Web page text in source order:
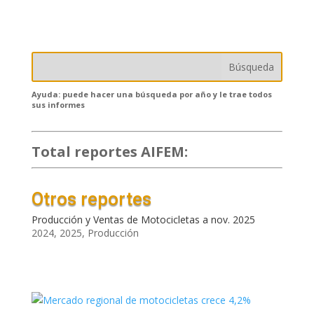
Ayuda: puede hacer una búsqueda por año y le trae todos
sus informes
Total reportes AIFEM:
Otros reportes
Producción y Ventas de Motocicletas a nov. 2025
2024, 2025, Producción